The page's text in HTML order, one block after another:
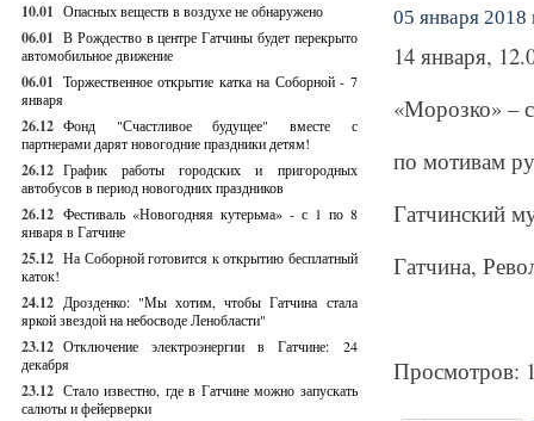
10.01 Опасных веществ в воздухе не обнаружено
06.01 В Рождество в центре Гатчины будет перекрыто
автомобильное движение
06.01 Торжественное открытие катка на Соборной - 7
января
26.12 Фонд "Счастливое будущее" вместе с
партнерами дарят новогодние праздники детям!
26.12 График работы городских и пригородных
автобусов в период новогодних праздников
26.12 Фестиваль «Новогодняя кутерьма» - с 1 по 8
января в Гатчине
25.12 На Соборной готовится к открытию бесплатный
каток!
24.12 Дрозденко: "Мы хотим, чтобы Гатчина стала
яркой звездой на небосводе Ленобласти"
23.12 Отключение электроэнергии в Гатчине: 24
декабря
23.12 Стало известно, где в Гатчине можно запускать
салюты и фейерверки
05 января 2018
14 января,
«Морозко» –
по мотивам
Гатчинский
Гатчина,
Просмотров: